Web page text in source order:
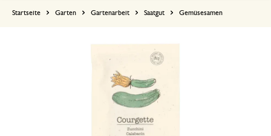
Startseite Garten Gartenarbeit Saatgut Gemüsesamen